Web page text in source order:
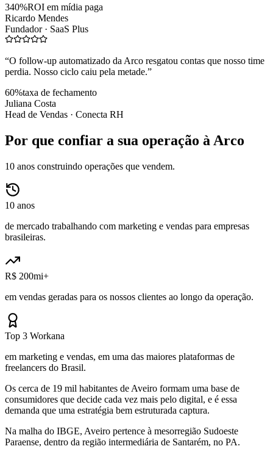
340%ROI em mídia paga
Ricardo Mendes
Fundador · SaaS Plus
“O follow-up automatizado da Arco resgatou contas que nosso time
perdia. Nosso ciclo caiu pela metade.”
60%taxa de fechamento
Juliana Costa
Head de Vendas · Conecta RH
Por que confiar a sua operação à Arco
10 anos construindo operações que vendem.
10 anos
de mercado trabalhando com marketing e vendas para empresas
brasileiras.
R$ 200mi+
em vendas geradas para os nossos clientes ao longo da operação.
Top 3 Workana
em marketing e vendas, em uma das maiores plataformas de
freelancers do Brasil.
Os cerca de 19 mil habitantes de Aveiro formam uma base de
consumidores que decide cada vez mais pelo digital, e é essa
demanda que uma estratégia bem estruturada captura.
Na malha do IBGE, Aveiro pertence à mesorregião Sudoeste
Paraense, dentro da região intermediária de Santarém, no PA.